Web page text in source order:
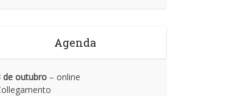
Agenda
de outubro – online